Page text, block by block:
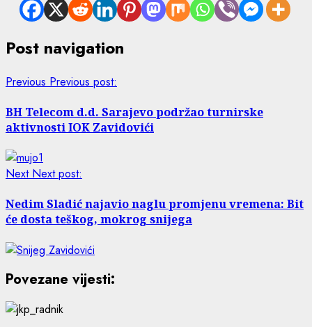
Post navigation
Previous Previous post:
BH Telecom d.d. Sarajevo podržao turnirske
aktivnosti IOK Zavidovići
Next Next post:
Nedim Sladić najavio naglu promjenu vremena: Bit
će dosta teškog, mokrog snijega
Povezane vijesti: